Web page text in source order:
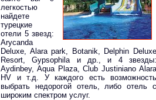
легкостью
найдете
турецкие
отели 5 звезд:
Arycanda
Deluxe, Alara park, Botanik, Delphin Deluxe
Resort, Gypsophila и др., и 4 звезды:
Aydinbey, Aqua Plaza, Club Justiniano Alara
HV и т.д. У каждого есть возможность
выбрать недорогой отель, либо отель с
широким спектром услуг.